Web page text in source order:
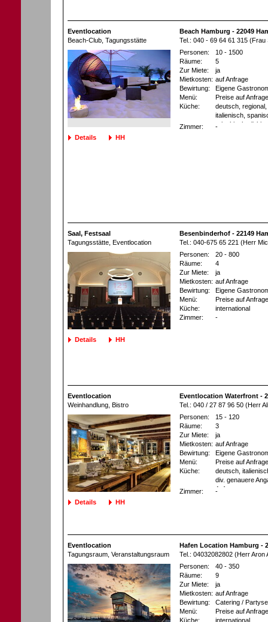
Eventlocation
Beach-Club , Tagungsstätte
Beach Hamburg - 22049
Tel.: 040 - 69 64 61 315 (Frau
Details HH
Personen:
10 - 1500
Räume:
5
Zur Miete:
ja
Mietkosten: auf Anfrage
Bewirtung:
Eigene
Menü:
Preise auf Anfrage
Küche:
deutsch,
italienisch,
griechisch,
Zimmer: -
Saal, Festsaal
Tagungsstätte , Eventlocation
Besenbinderhof - 22149
Tel.: 040-675 65 221 (Herr
Details HH
Personen:
20 - 800
Räume:
4
Zur Miete:
ja
Mietkosten: auf Anfrage
Bewirtung:
Eigene
Menü:
Preise auf Anfrage
Küche:
international
Zimmer:
-
Eventlocation
Weinhandlung , Bistro
Eventlocation Waterfront -
Tel.: 040 / 27 87 96 50 (Herr
Details HH
Personen:
15 - 120
Räume:
3
Zur Miete:
ja
Mietkosten: auf Anfrage
Bewirtung:
Eigene
Menü:
Preise auf Anfrage
Küche:
deutsch,
div. genauere
Anfrage
Zimmer: -
Eventlocation
Tagungsraum , Veranstaltungsraum
Hafen Location Hamburg -
Tel.: 04032082802 (Herr Aron
Personen:
40 - 350
Räume:
9
Zur Miete:
ja
Mietkosten: auf Anfrage
Bewirtung:
Catering /
Menü:
Preise auf Anfrage
Küche:
international